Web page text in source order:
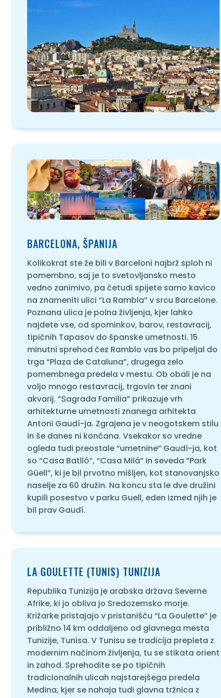
BARCELONA, ŠPANIJA
Kolikokrat ste že bili v Barceloni najbrž sploh ni
pomembno, saj je to svetovljansko mesto
vedno zanimivo, pa četudi spijete samo kavico
na znameniti ulici “La Rambla” v srcu Barcelone.
Poznana ulica je polna življenja, kjer lahko
najdete vse, od spominkov, barov, restavracij,
tipičnih Tapasov do španske umetnosti. 15
minutni sprehod čez Ramblo vas bo pripeljal do
trga “Plaza de Cataluna”, drugega zelo
pomembnega predela v mestu. Ob obali je na
voljo mnogo restavracij, trgovin ter znani
akvarij. “Sagrada Familia” prikazuje vrh
arhitekturne umetnosti znanega arhitekta
Antoni Gaudí-ja. Zgrajena je v neogotskem stilu
in še danes ni končana. Vsekakor so vredne
ogleda tudi preostale “umetnine” Gaudí-ja, kot
so “Casa Batlló”, “Casa Milá” in seveda “Park
Güell”, ki je bil prvotno mišljen, kot stanovanjsko
naselje za 60 družin. Na koncu sta le dve družini
kupili posestvo v parku Guell, eden izmed njih je
bil prav Gaudí.
LA GOULETTE (TUNIS) TUNIZIJA
Republika Tunizija je arabska država Severne
Afrike, ki jo obliva jo Sredozemsko morje.
Križarke pristajajo v pristanišču “La Goulette” je
približno 14 km oddaljeno od glavnega mesta
Tunizije, Tunisa. V Tunisu se tradicija prepleta z
modernim načinom življenja, tu se stikata orient
in zahod. Sprehodite se po tipičnih
tradicionalnih ulicah najstarejšega predela
Medina, kjer se nahaja tudi glavna tržnica z